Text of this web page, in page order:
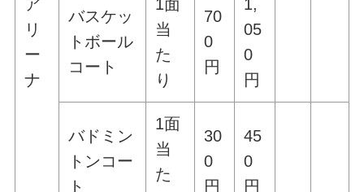
ア
リ
ー
ナ
バスケッ
トボール
コート
1面
当
た
り
70
0
円
1,
05
0
円
バドミン
トンコー
ト
1面
当
た
30
0
円
45
0
円